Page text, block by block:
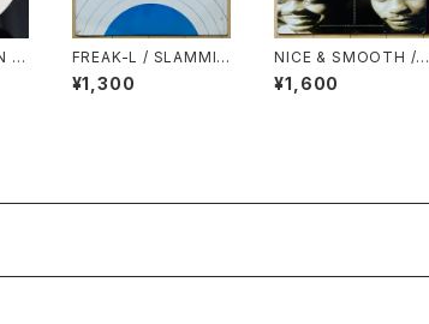
T
FREAK-L / SLAMMI
N'
¥1,300
NICE & SMOOTH / O
LD TO THE NEW
¥1,600